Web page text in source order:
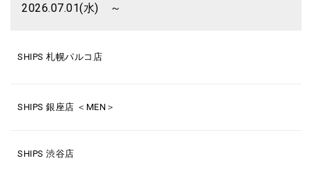
2026.07.01(水) ～
SHIPS 札幌パルコ店
SHIPS 銀座店 ＜MEN＞
SHIPS 渋谷店